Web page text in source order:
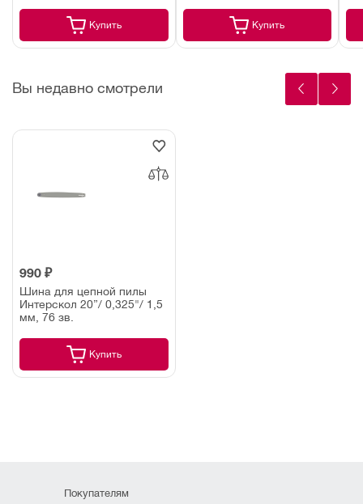
Купить Купить
Вы недавно смотрели
990 ₽
Шина для цепной пилы
Интерскол 20”/ 0,325"/ 1,5
мм, 76 зв.
Купить
Покупателям